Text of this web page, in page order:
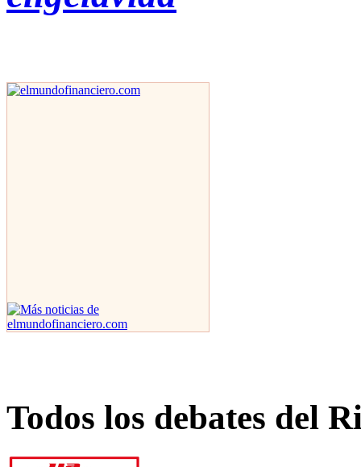
Todos los debates del